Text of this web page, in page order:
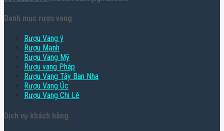
Danh mục rượu vang
Rượu Vang ý
Rượu Mạnh
Rượu Vang Mỹ
Rượu vang Pháp
Rượu Vang Tây Ban Nha
Rượu Vang Úc
Rượu Vang Chi Lê
Dịch vụ khách hàng